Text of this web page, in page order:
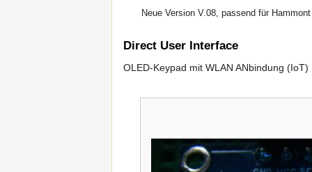
Neue Version V.08, passend für
Direct User Interface
OLED-Keypad mit WLAN ANbindung (IoT)